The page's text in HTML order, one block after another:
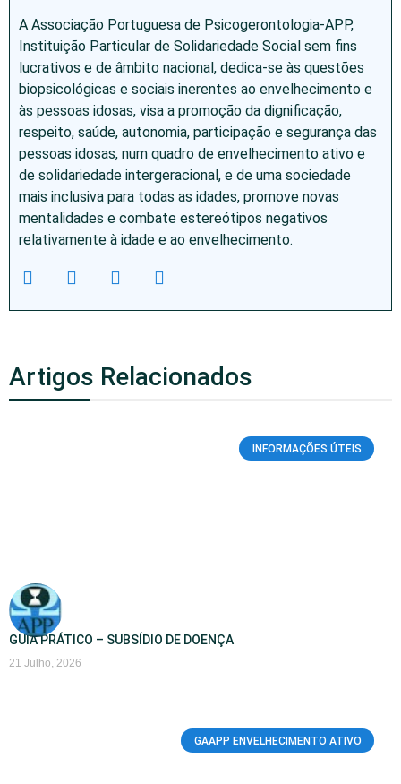
A Associação Portuguesa de Psicogerontologia-APP,
Instituição Particular de Solidariedade Social sem fins
lucrativos e de âmbito nacional, dedica-se às questões
biopsicológicas e sociais inerentes ao envelhecimento e
às pessoas idosas, visa a promoção da dignificação,
respeito, saúde, autonomia, participação e segurança das
pessoas idosas, num quadro de envelhecimento ativo e
de solidariedade intergeracional, e de uma sociedade
mais inclusiva para todas as idades, promove novas
mentalidades e combate estereótipos negativos
relativamente à idade e ao envelhecimento.
Artigos Relacionados
INFORMAÇÕES ÚTEIS
GUIA PRÁTICO – SUBSÍDIO DE DOENÇA
21 Julho, 2026
GAAPP ENVELHECIMENTO ATIVO